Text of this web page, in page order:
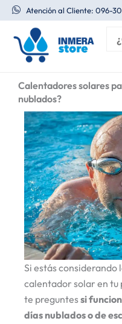
al
contenido
Atención al Cliente: 096-
Calentadores solares
nublados?
Si estás considerando
calentador solar en tu
te preguntessi
días nublados o de